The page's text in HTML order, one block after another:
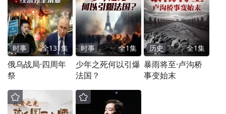
时事 全131集
俄乌战局·四周年
祭
时事 全1集
少年之死何以引爆
法国？
历史 全1集
暴雨将至·卢沟桥
事变始末